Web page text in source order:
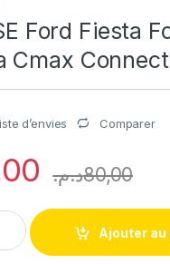
Ford Fiesta
Cmax
d’envies Comparer
80,00د.م.
Fiesta Focus Mondeo
Ajouter au